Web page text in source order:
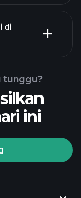
di
tunggu?
ini